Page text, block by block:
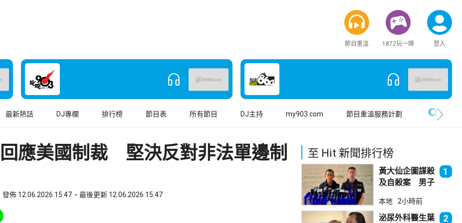
節目重溫 1872玩一陣 登入
最新熱話 DJ專欄 排行榜 節目表 所有節目 DJ主持 my903.com 節目重溫服務計劃
應美國制裁 堅決反對非法單邊制
發佈 12.06.2026 15:47 最後更新 12.06.2026 15:47
to WhatsApp
至 Hit 新聞排行榜
黃大仙企圖謀殺
及自殺案 男子
墮樓亡
1
本地 2小時前
泌尿外科醫生葉 2